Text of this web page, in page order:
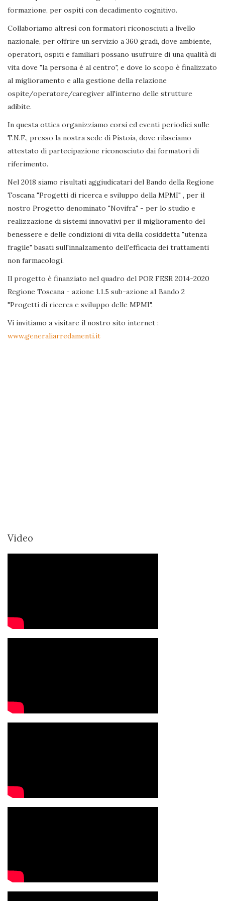
formazione, per ospiti con decadimento cognitivo.
Collaboriamo altresì con formatori riconosciuti a livello
nazionale, per offrire un servizio a 360 gradi, dove ambiente,
operatori, ospiti e familiari possano usufruire di una qualità di
vita dove "la persona è al centro", e dove lo scopo è finalizzato
al miglioramento e alla gestione della relazione
ospite/operatore/caregiver all'interno delle strutture
adibite.
In questa ottica organizziamo corsi ed eventi periodici sulle
T.N.F., presso la nostra sede di Pistoia, dove rilasciamo
attestato di partecipazione riconosciuto dai formatori di
riferimento.
Nel 2018 siamo risultati aggiudicatari del Bando della Regione
Toscana "Progetti di ricerca e sviluppo della MPMI" , per il
nostro Progetto denominato "Novifra" - per lo studio e
realizzazione di sistemi innovativi per il miglioramento del
benessere e delle condizioni di vita della cosiddetta "utenza
fragile" basati sull'innalzamento dell'efficacia dei trattamenti
non farmacologi.
Il progetto è finanziato nel quadro del POR FESR 2014-2020
Regione Toscana - azione 1.1.5 sub-azione a1 Bando 2
"Progetti di ricerca e sviluppo delle MPMI".
Vi invitiamo a visitare il nostro sito internet :
www.generaliarredamenti.it
Video